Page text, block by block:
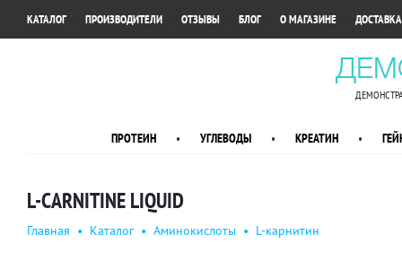
КАТАЛОГ ПРОИЗВОДИТЕЛИ ОТЗЫВЫ БЛОГ О МАГАЗИНЕ
ПРОТЕИН • УГЛЕВОДЫ • КРЕАТИН •
L-СARNITINE LIQUID
Главная • Каталог • Аминокислоты • L-карнитин